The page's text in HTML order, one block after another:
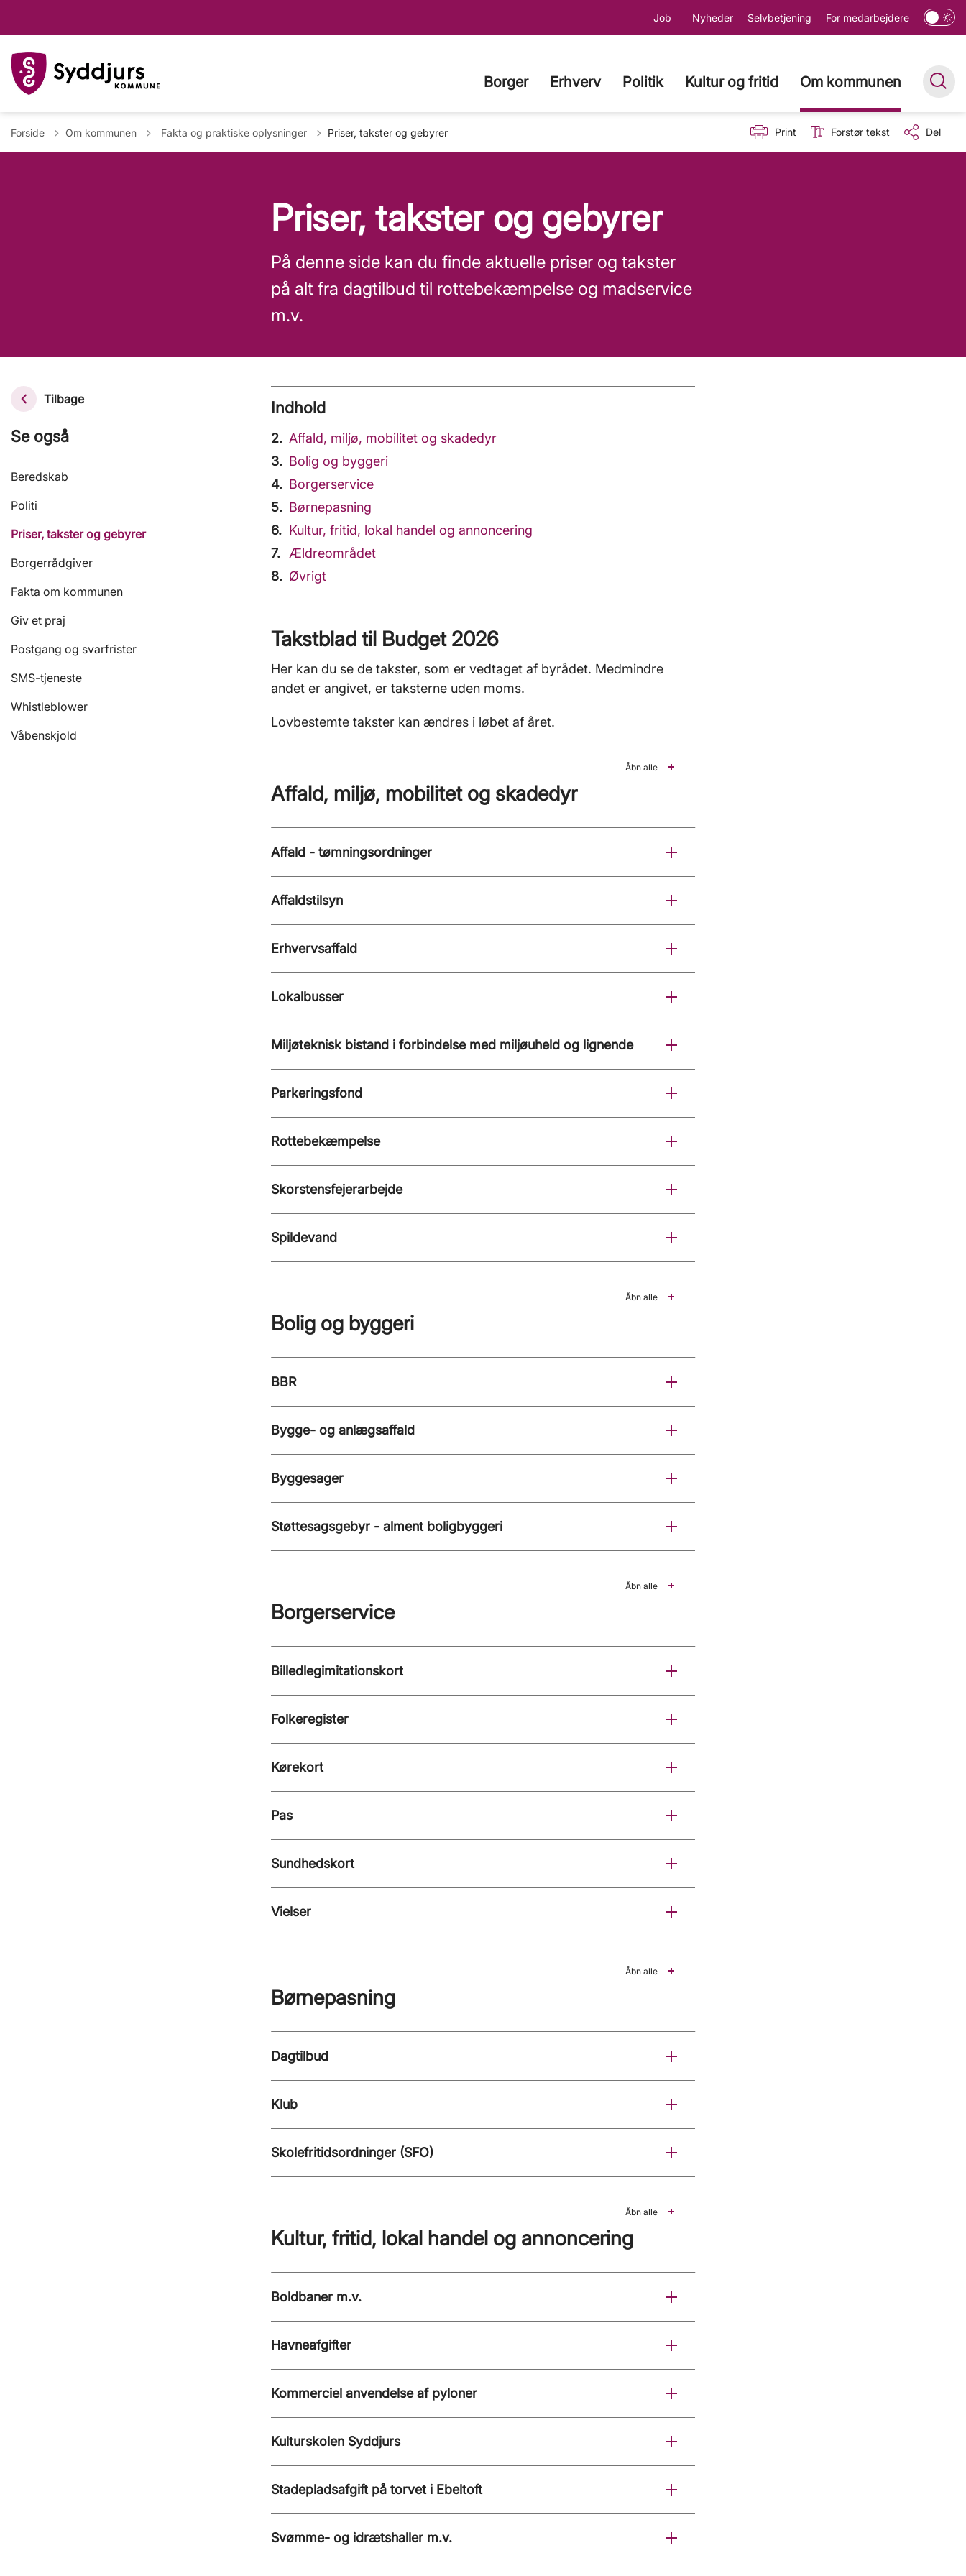
Job Nyheder Selvbetjening For medarbejdere
Borger Erhverv Politik Kultur og fritid Om kommunen
Forside Om kommunen Tilbage til
Fakta og praktiske oplysninger Priser, takster og gebyrer Print Forstør tekst Del
Priser, takster og gebyrer
På denne side kan du finde aktuelle priser og takster
på alt fra dagtilbud til rottebekæmpelse og madservice
m.v.
Tilbage
Se også
Beredskab
Politi
Priser, takster og gebyrer
Borgerrådgiver
Fakta om kommunen
Giv et praj
Postgang og svarfrister
SMS-tjeneste
Whistleblower
Våbenskjold
Indhold
Affald, miljø, mobilitet og skadedyr
Bolig og byggeri
Borgerservice
Børnepasning
Kultur, fritid, lokal handel og annoncering
Ældreområdet
Øvrigt
Takstblad til Budget 2026
Her kan du se de takster, som er vedtaget af byrådet. Medmindre
andet er angivet, er taksterne uden moms.
Lovbestemte takster kan ændres i løbet af året.
Åbn alle
Affald, miljø, mobilitet og skadedyr
Affald - tømningsordninger
Affaldstilsyn
Erhvervsaffald
Lokalbusser
Miljøteknisk bistand i forbindelse med miljøuheld og lignende
Parkeringsfond
Rottebekæmpelse
Skorstensfejerarbejde
Spildevand
Åbn alle
Bolig og byggeri
BBR
Bygge- og anlægsaffald
Byggesager
Støttesagsgebyr - alment boligbyggeri
Åbn alle
Borgerservice
Billedlegimitationskort
Folkeregister
Kørekort
Pas
Sundhedskort
Vielser
Åbn alle
Børnepasning
Dagtilbud
Klub
Skolefritidsordninger (SFO)
Åbn alle
Kultur, fritid, lokal handel og annoncering
Boldbaner m.v.
Havneafgifter
Kommerciel anvendelse af pyloner
Kulturskolen Syddjurs
Stadepladsafgift på torvet i Ebeltoft
Svømme- og idrætshaller m.v.